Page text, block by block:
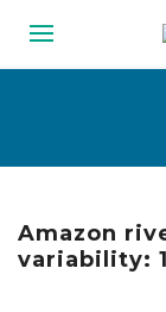
Amazon
variability: